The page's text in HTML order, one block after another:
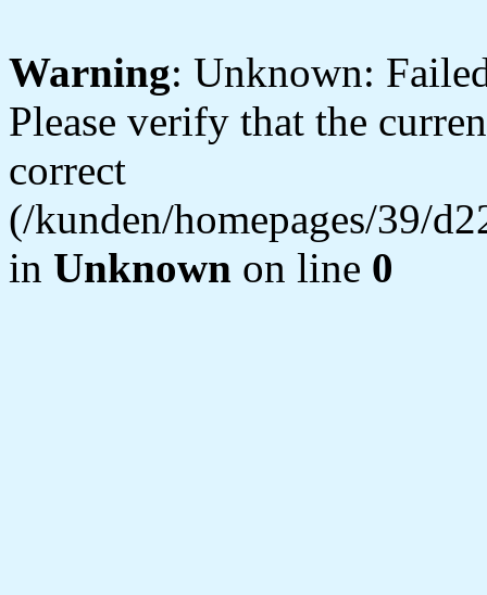
Warning: Unknown:
Please verify that the
correct
(/kunden/homepages/39/
in Unknown on line 0